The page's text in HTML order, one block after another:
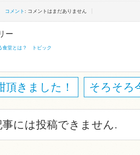
コメント : コメントはまだありません
ー
食堂とは？ トピック
頂きました！ そろそろ
事には投稿できません.